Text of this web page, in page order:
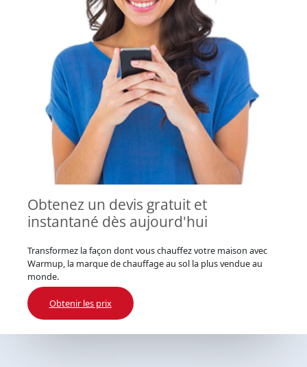
Obtenez un devis gratuit et
instantané dès aujourd'hui
Transformez la façon dont vous chauffez votre maison avec
Warmup, la marque de chauffage au sol la plus vendue au
monde.
Obtenir les prix